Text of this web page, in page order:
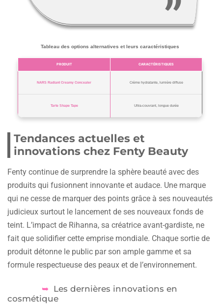
Tableau des options alternatives et leurs caractéristiques
PRODUIT CARACTÉRISTIQUES
NARS Radiant Creamy Concealer Crème hydratante, lumière diffuse
Tarte Shape Tape Ultra-couvrant, longue durée
Tendances actuelles et
innovations chez Fenty Beauty
Fenty continue de surprendre la sphère beauté avec des
produits qui fusionnent innovante et audace. Une marque
qui ne cesse de marquer des points grâce à ses nouveautés
judicieux surtout le lancement de ses nouveaux fonds de
teint. L’impact de Rihanna, sa créatrice avant-gardiste, ne
fait que solidifier cette emprise mondiale. Chaque sortie de
produit détonne le public par son ample gamme et sa
formule respectueuse des peaux et de l’environnement.
Les dernières innovations en
cosmétique